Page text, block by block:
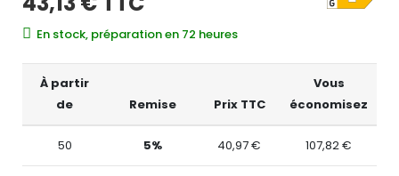
En stock, préparation en 72 heures
À partir
de
Remise Prix TTC
Vous
économisez
50 5% 40,97 € 107,82 €